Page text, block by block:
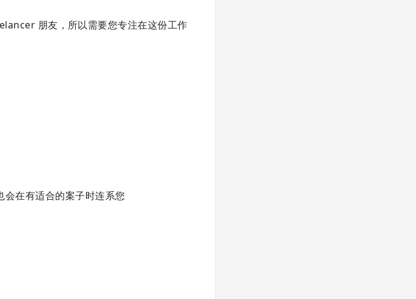
朋友，所以需要您专注在这份工作
会在有适合的案子时连系您